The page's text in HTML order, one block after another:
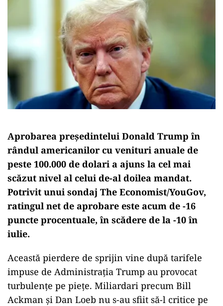
Aprobarea președintelui Donald Trump în
rândul americanilor cu venituri anuale de
peste 100.000 de dolari a ajuns la cel mai
scăzut nivel al celui de-al doilea mandat.
Potrivit unui sondaj The Economist/YouGov,
ratingul net de aprobare este acum de -16
puncte procentuale, în scădere de la -10 în
iulie.
Această pierdere de sprijin vine după tarifele
impuse de Administrația Trump au provocat
turbulențe pe piețe. Miliardari precum Bill
Ackman și Dan Loeb nu s-au sfiit să-l critice pe